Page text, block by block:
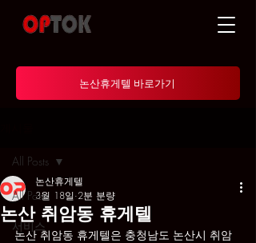
논산휴게텔 바로가기
All Posts
서비스
All Posts
논산 취암동 휴게텔
논산휴게텔
3월 18일 2분 분량
논산 취암동 휴게텔은 충청남도 논산시 취암